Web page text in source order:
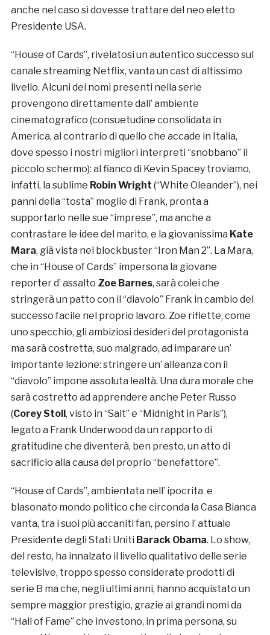
anche nel caso si dovesse trattare del neo eletto
Presidente USA.
“House of Cards”, rivelatosi un autentico successo sul
canale streaming Netflix, vanta un cast di altissimo
livello. Alcuni dei nomi presenti nella serie
provengono direttamente dall’ ambiente
cinematografico (consuetudine consolidata in
America, al contrario di quello che accade in Italia,
dove spesso i nostri migliori interpreti “snobbano” il
piccolo schermo): al fianco di Kevin Spacey troviamo,
infatti, la sublime Robin Wright (“White Oleander”), nei
panni della “tosta” moglie di Frank, pronta a
supportarlo nelle sue “imprese”, ma anche a
contrastare le idee del marito, e la giovanissima Kate
Mara, già vista nel blockbuster “Iron Man 2”. La Mara,
che in “House of Cards” impersona la giovane
reporter d’ assalto Zoe Barnes, sarà colei che
stringerà un patto con il “diavolo” Frank in cambio del
successo facile nel proprio lavoro. Zoe riflette, come
uno specchio, gli ambiziosi desideri del protagonista
ma sarà costretta, suo malgrado, ad imparare un’
importante lezione: stringere un’ alleanza con il
“diavolo” impone assoluta lealtà. Una dura morale che
sarà costretto ad apprendere anche Peter Russo
(Corey Stoll, visto in “Salt” e “Midnight in Paris”),
legato a Frank Underwood da un rapporto di
gratitudine che diventerà, ben presto, un atto di
sacrificio alla causa del proprio “benefattore”.
“House of Cards”, ambientata nell’ ipocrita e
blasonato mondo politico che circonda la Casa Bianca
vanta, tra i suoi più accaniti fan, persino l’ attuale
Presidente degli Stati Uniti Barack Obama. Lo show,
del resto, ha innalzato il livello qualitativo delle serie
televisive, troppo spesso considerate prodotti di
serie B ma che, negli ultimi anni, hanno acquistato un
sempre maggior prestigio, grazie ai grandi nomi da
“Hall of Fame” che investono, in prima persona, su